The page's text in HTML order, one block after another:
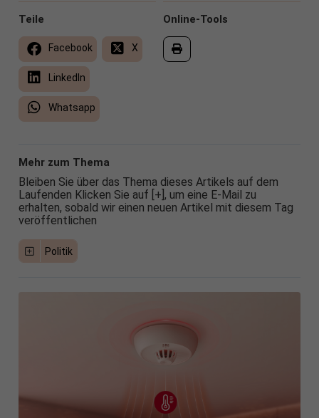
Online-Tools
Teile
Facebook X
LinkedIn
Whatsapp
Mehr zum Thema
Bleiben Sie über das Thema dieses Artikels auf dem
Laufenden Klicken Sie auf [+], um eine E-Mail zu
erhalten, sobald wir einen neuen Artikel mit diesem Tag
veröffentlichen
Politik